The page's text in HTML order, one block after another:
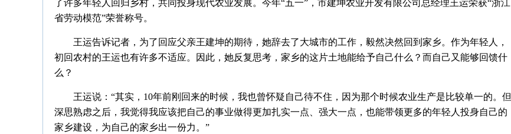
了许多年轻人回归乡村，共同投身现代农业发展。今年“五一”，市建坤农业开发有限公司总经理王运荣获“浙江
省劳动模范”荣誉称号。
王运告诉记者，为了回应父亲王建坤的期待，她辞去了大城市的工作，毅然决然回到家乡。作为年轻人，
初回农村的王运也有许多不适应。因此，她反复思考，家乡的这片土地能给予自己什么？而自己又能够回馈什
么？
王运说：“其实，10年前刚回来的时候，我也曾怀疑自己待不住，因为那个时候农业生产是比较单一的。但
深思熟虑之后，我觉得我应该把自己的事业做得更加扎实一点、强大一点，也能带领更多的年轻人投身自己的
家乡建设，为自己的家乡出一份力。”